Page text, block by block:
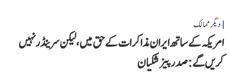
دیگر ممالک
امریکہ کے ساتھ ایران مذاکرات کے حق میں، لیکن سرینڈر نہیں
کریں گے: صدر پیزشکیان